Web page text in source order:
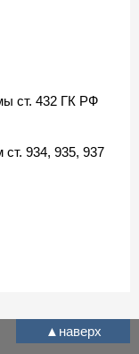
ст. 432 ГК РФ
934, 935, 937
▲ наверх